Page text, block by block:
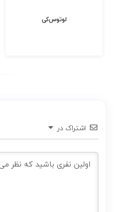
لوتوس‌کی
اشتراک در